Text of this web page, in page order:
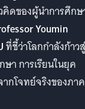
คิดของผู้นำการศึก
Youmin
ที่ชี้ว่าโลกกำลังก้าวสู่
า การเรียนในยุค
กโจทย์จริงของภาค